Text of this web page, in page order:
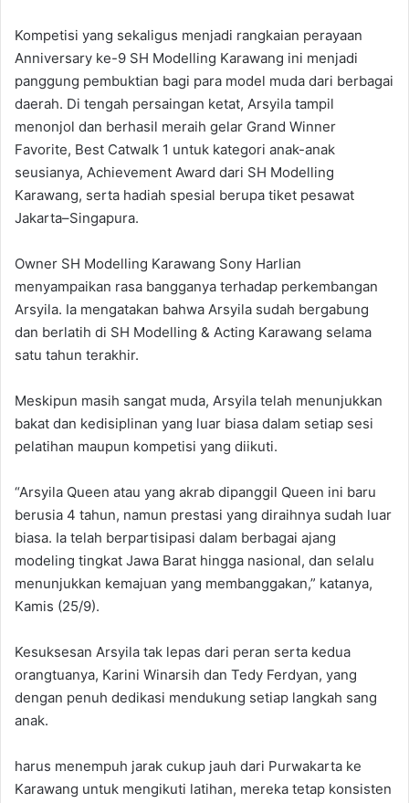
Kompetisi yang sekaligus menjadi rangkaian perayaan
Anniversary ke-9 SH Modelling Karawang ini menjadi
panggung pembuktian bagi para model muda dari berbagai
daerah. Di tengah persaingan ketat, Arsyila tampil
menonjol dan berhasil meraih gelar Grand Winner
Favorite, Best Catwalk 1 untuk kategori anak-anak
seusianya, Achievement Award dari SH Modelling
Karawang, serta hadiah spesial berupa tiket pesawat
Jakarta–Singapura.
Owner SH Modelling Karawang Sony Harlian
menyampaikan rasa bangganya terhadap perkembangan
Arsyila. Ia mengatakan bahwa Arsyila sudah bergabung
dan berlatih di SH Modelling & Acting Karawang selama
satu tahun terakhir.
Meskipun masih sangat muda, Arsyila telah menunjukkan
bakat dan kedisiplinan yang luar biasa dalam setiap sesi
pelatihan maupun kompetisi yang diikuti.
“Arsyila Queen atau yang akrab dipanggil Queen ini baru
berusia 4 tahun, namun prestasi yang diraihnya sudah luar
biasa. Ia telah berpartisipasi dalam berbagai ajang
modeling tingkat Jawa Barat hingga nasional, dan selalu
menunjukkan kemajuan yang membanggakan,” katanya,
Kamis (25/9).
Kesuksesan Arsyila tak lepas dari peran serta kedua
orangtuanya, Karini Winarsih dan Tedy Ferdyan, yang
dengan penuh dedikasi mendukung setiap langkah sang
anak.
harus menempuh jarak cukup jauh dari Purwakarta ke
Karawang untuk mengikuti latihan, mereka tetap konsisten